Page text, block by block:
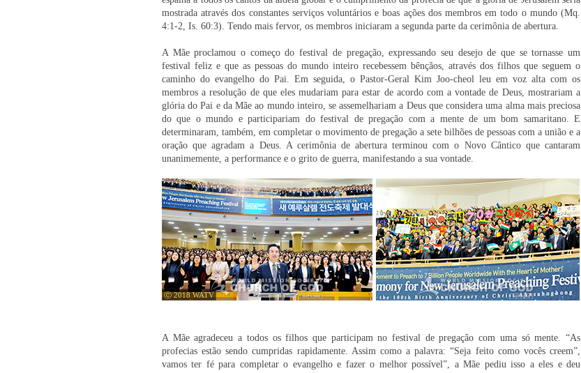
mostrada através dos constantes serviços voluntários e boas ações dos membros em todo o mundo (Mq.
4:1-2, Is. 60:3). Tendo mais fervor, os membros iniciaram a segunda parte da cerimônia de abertura.
A Mãe proclamou o começo do festival de pregação, expressando seu desejo de que se tornasse um
festival feliz e que as pessoas do mundo inteiro recebessem bênçãos, através dos filhos que seguem o
caminho do evangelho do Pai. Em seguida, o Pastor-Geral Kim Joo-cheol leu em voz alta com os
membros a resolução de que eles mudariam para estar de acordo com a vontade de Deus, mostrariam a
glória do Pai e da Mãe ao mundo inteiro, se assemelhariam a Deus que considera uma alma mais preciosa
do que o mundo e participariam do festival de pregação com a mente de um bom samaritano. E
determinaram, também, em completar o movimento de pregação a sete bilhões de pessoas com a união e a
oração que agradam a Deus. A cerimônia de abertura terminou com o Novo Cântico que cantaram
unanimemente, a performance e o grito de guerra, manifestando a sua vontade.
ⓒ 2018 WATV
A Mãe agradeceu a todos os filhos que participam no festival de pregação com uma só mente. “As
profecias estão sendo cumpridas rapidamente. Assim como a palavra: “Seja feito como vocês creem”,
vamos ter fé para completar o evangelho e fazer o melhor possível”, a Mãe pediu isso a eles e deu